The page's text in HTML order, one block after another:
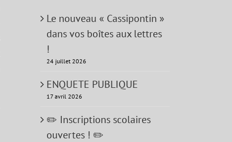
Le nouveau « Cassipontin »
dans vos boîtes aux lettres
!
24 juillet 2026
ENQUETE PUBLIQUE
17 avril 2026
✏️ Inscriptions scolaires
ouvertes ! ✏️